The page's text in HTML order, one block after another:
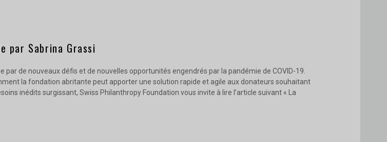
par Sabrina Grassi
par de nouveaux défis et de nouvelles opportunités engendrés par la pandémie de COVID-19.
la fondation abritante peut apporter une solution rapide et agile aux donateurs souhaitant
inédits surgissant, Swiss Philanthropy Foundation vous invite à lire l’article suivant « La